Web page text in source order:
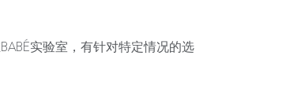
实验室，有针对特定情况的选